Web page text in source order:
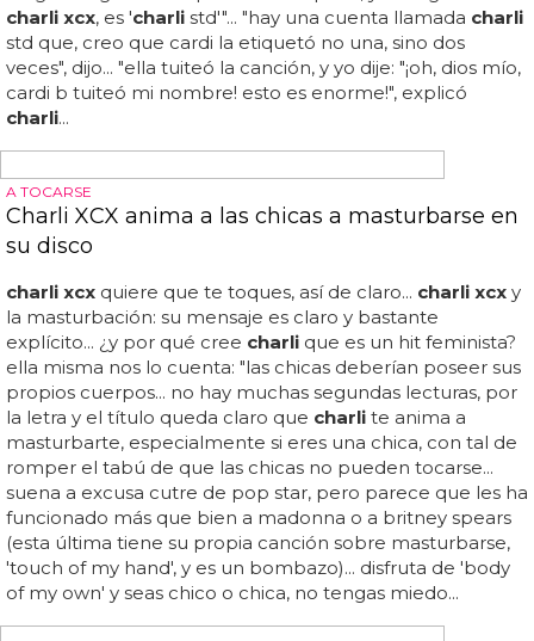
rita ora: ¿qué te parece su colaboración 'doing it'? todas
las novedades sobre las 2...charli xcxconfía en la nueva
jueza de 'the voice' uk para conseguir que este 'doing it'
sea un hit cuando se edite el 8 de febrero... las dos han
colaborado con iggy azalea en sus mayores hits, 'fancy' y
single 'doing it' metiendo a rita ora en el tema... — rita ora
(@ritaora) enero 5, 2015... el programa acabó pidiendo
perdón... rita ora - doing it... happy new year from the ora
UN ERROR QUE SE CONVIRTIÓ EN UNA DIVERTIDA ANÉCDOTA
Charli XCX revela el icónico apodo que recibió
de Cardi B